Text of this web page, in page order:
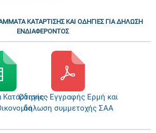
ΚΑΤΑΡΤΙΣΗΣ ΚΑΙ ΟΔΗΓΙΕΣ ΓΙΑ ΔΗΛΩΣΗ
ΕΝΔΙΑΦΕΡΟΝΤΟΣ
-
Οδηγίες Εγγραφής Ερμή και
δήλωση συμμετοχής ΣΑΑ